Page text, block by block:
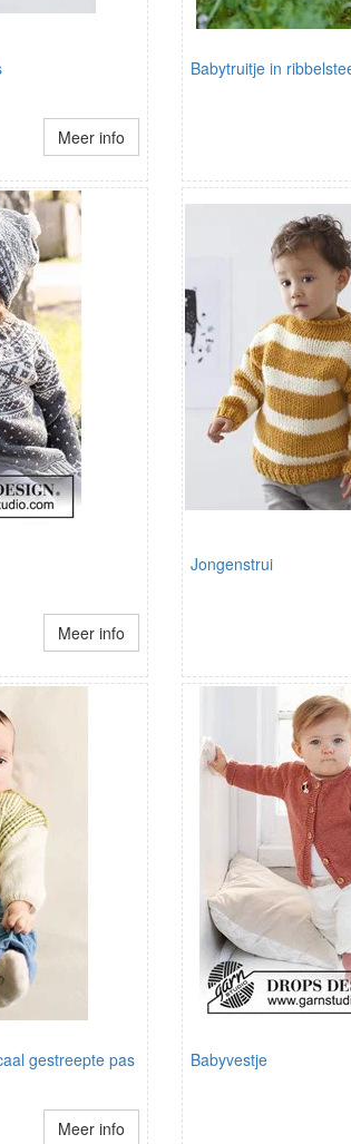
Meer info
Babytruitje in
Meer info
Jongenstrui
gestreepte pas
Meer info
Babyvestje